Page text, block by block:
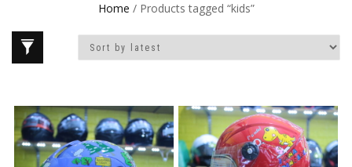
Home / Products tagged “kids”